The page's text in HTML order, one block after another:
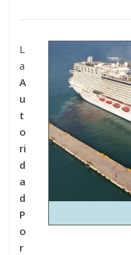
L
a
A
u
t
o
ri
d
a
d
P
o
r